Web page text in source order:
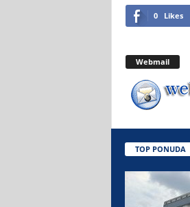
0 Likes
Webmail
TOP PONUDA